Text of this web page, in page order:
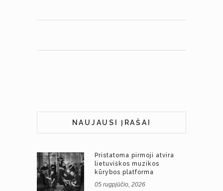
NAUJAUSI ĮRAŠAI
Pristatoma pirmoji atvira
lietuviškos muzikos
kūrybos platforma
05 rugpjūčio, 2026